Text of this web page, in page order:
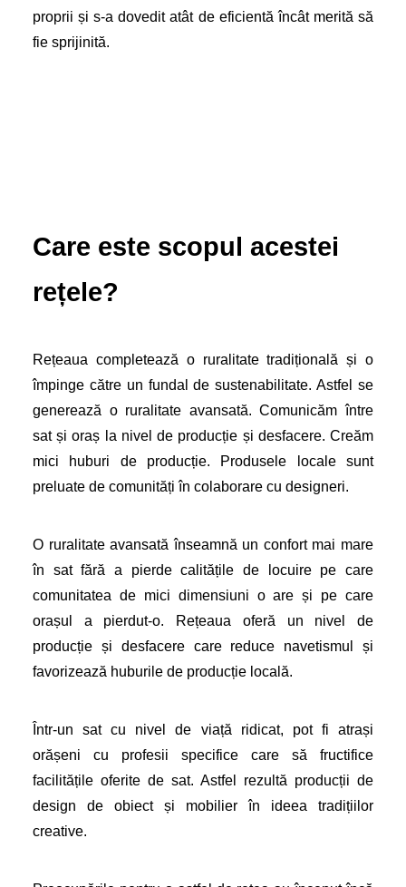
proprii și s-a dovedit atât de eficientă încât merită să
fie sprijinită.
Care este scopul acestei
rețele?
Rețeaua completează o ruralitate tradițională și o
împinge către un fundal de sustenabilitate. Astfel se
generează o ruralitate avansată. Comunicăm între
sat și oraș la nivel de producție și desfacere. Creăm
mici huburi de producție. Produsele locale sunt
preluate de comunități în colaborare cu designeri.
O ruralitate avansată înseamnă un confort mai mare
în sat fără a pierde calitățile de locuire pe care
comunitatea de mici dimensiuni o are și pe care
orașul a pierdut-o. Rețeaua oferă un nivel de
producție și desfacere care reduce navetismul și
favorizează huburile de producție locală.
Într-un sat cu nivel de viață ridicat, pot fi atrași
orășeni cu profesii specifice care să fructifice
facilitățile oferite de sat. Astfel rezultă producții de
design de obiect și mobilier în ideea tradițiilor
creative.